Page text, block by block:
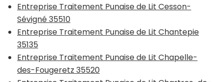
Entreprise Traitement Punaise de Lit Cesson-
Sévigné 35510
Entreprise Traitement Punaise de Lit Chantepie
35135
Entreprise Traitement Punaise de Lit Chapelle-
des-Fougeretz 35520